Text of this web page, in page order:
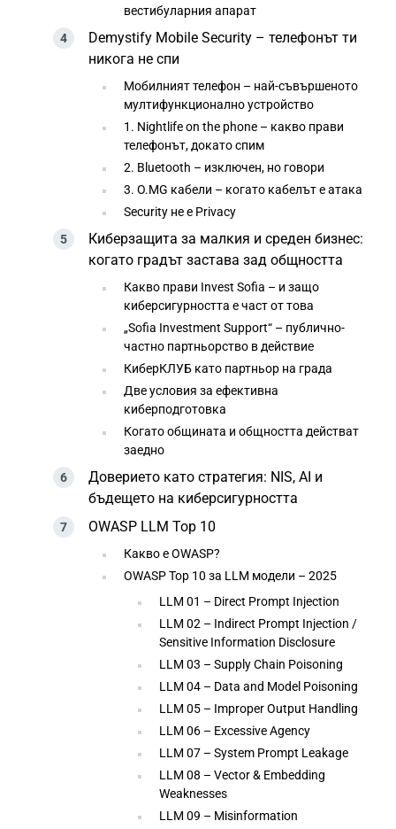
вестибуларния апарат
Demystify Mobile Security – телефонът ти
никога не спи
Мобилният телефон – най-съвършеното
мултифункционално устройство
1. Nightlife on the phone – какво прави
телефонът, докато спим
2. Bluetooth – изключен, но говори
3. O.MG кабели – когато кабелът е атака
Security не е Privacy
Киберзащита за малкия и среден бизнес:
когато градът застава зад общността
Какво прави Invest Sofia – и защо
киберсигурността е част от това
„Sofia Investment Support“ – публично-
частно партньорство в действие
КиберКЛУБ като партньор на града
Две условия за ефективна
киберподготовка
Когато общината и общността действат
заедно
Доверието като стратегия: NIS, AI и
бъдещето на киберсигурността
OWASP LLM Top 10
Какво е OWASP?
OWASP Top 10 за LLM модели – 2025
LLM 01 – Direct Prompt Injection
LLM 02 – Indirect Prompt Injection /
Sensitive Information Disclosure
LLM 03 – Supply Chain Poisoning
LLM 04 – Data and Model Poisoning
LLM 05 – Improper Output Handling
LLM 06 – Excessive Agency
LLM 07 – System Prompt Leakage
LLM 08 – Vector & Embedding
Weaknesses
LLM 09 – Misinformation